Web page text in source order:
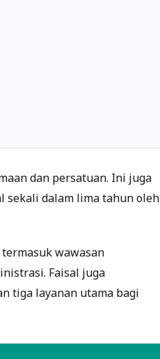
dan persatuan. Ini juga
sekali dalam lima tahun oleh
wawasan
Faisal juga
tiga layanan utama bagi